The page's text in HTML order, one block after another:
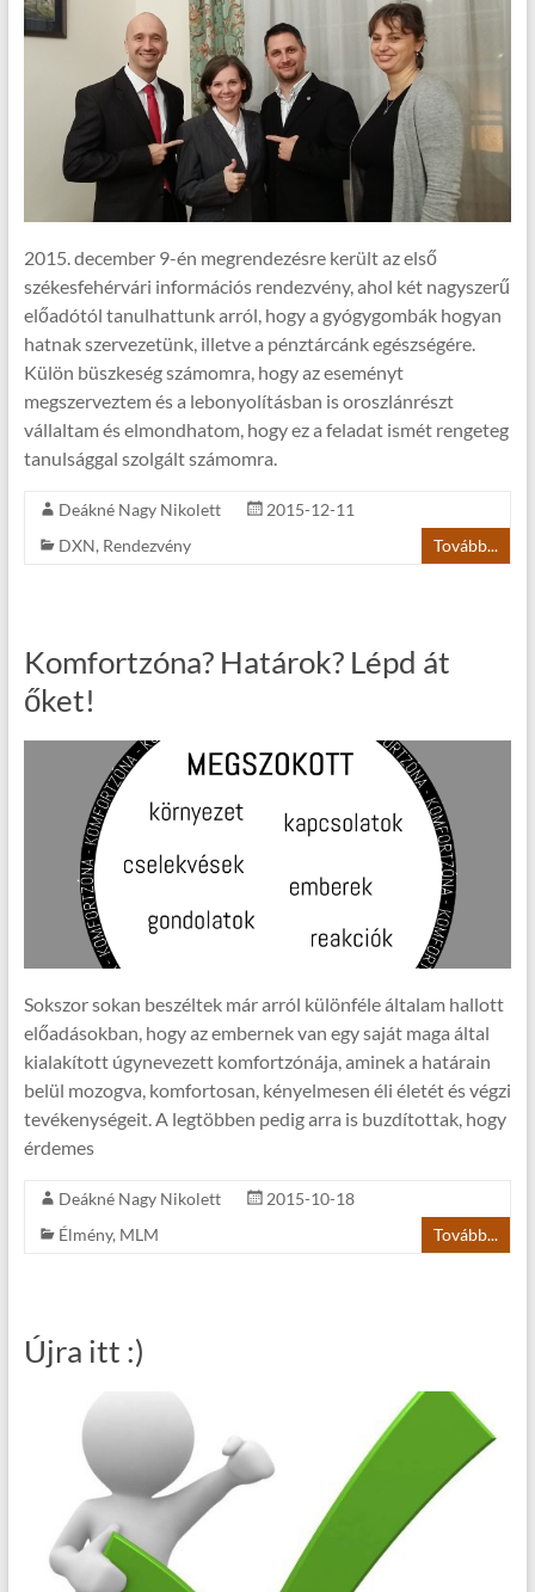
2015. december 9-én megrendezésre került az első
székesfehérvári információs rendezvény, ahol két nagyszerű
előadótól tanulhattunk arról, hogy a gyógygombák hogyan
hatnak szervezetünk, illetve a pénztárcánk egészségére.
Külön büszkeség számomra, hogy az eseményt
megszerveztem és a lebonyolításban is oroszlánrészt
vállaltam és elmondhatom, hogy ez a feladat ismét rengeteg
tanulsággal szolgált számomra.
Deákné Nagy Nikolett
2015-12-11
DXN, Rendezvény Tovább...
Komfortzóna? Határok? Lépd át
őket!
Sokszor sokan beszéltek már arról különféle általam hallott
előadásokban, hogy az embernek van egy saját maga által
kialakított úgynevezett komfortzónája, aminek a határain
belül mozogva, komfortosan, kényelmesen éli életét és végzi
tevékenységeit. A legtöbben pedig arra is buzdítottak, hogy
érdemes
Deákné Nagy Nikolett
2015-10-18
Élmény, MLM Tovább...
Újra itt :)